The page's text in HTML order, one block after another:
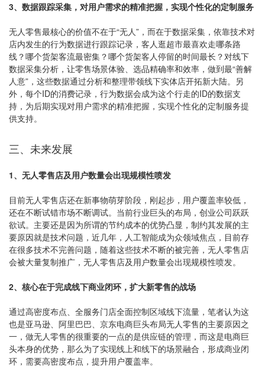
3、数据跟踪采集，对用户需求的精准把握，实现个性化的定制服务
无人零售最核心的价值不在于“无人”，而在于数据采集，依靠技术对
店内发生的行为数据进行跟踪记录，客人逛超市最喜欢走哪条路
线？哪个货架客流最密集？哪个货架客人停留的时间最长？对线下
数据采集分析，让零售场景体验、选品精确率和效率，做到最“善解
人意”，这些数据通过分析和整理带领线下实体店开拓新大陆。另
外，每个ID的消费记录，行为数据会成为这个行走的ID的数据支
持，为后期实现对用户需求的精准把握，实现个性化的定制服务提
供支持。
三、未来发展
1、无人零售店及用户数量会出现规模性喷发
目前无人零售店还在新事物萌芽阶段，刚起步，用户覆盖率较低，
还在不断试错市场不断调试。当前行业巨头的布局，创业公司跃跃
欲试。主要还是因为所谓的节约成本的优势凸显，制约其发展的主
要原因就是技术问题，近几年，人工智能成为众领域焦点，目前存
在很多技术不完善问题，随着这些技术不断的被完善，无人零售店
会被大量复制推广，无人零售店及用户数量会出现规模性喷发。
2、核心在于完成线下商业闭环，扩大新零售的战场
通过高密度布点、全服务门店全面控制区域线下流量，笔者认为这
也是亚马逊、阿里巴巴、京东电商巨头布局无人零售的主要原因之
一，做无人零售的很重要的一点的是供应链的管理，而这是电商巨
头本身的优势，那么为了实现线上和线下的场景融合，形成商业闭
环，需要高密度布点，提升用户覆盖率。